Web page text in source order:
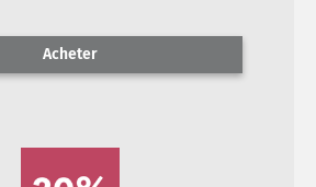
Acheter